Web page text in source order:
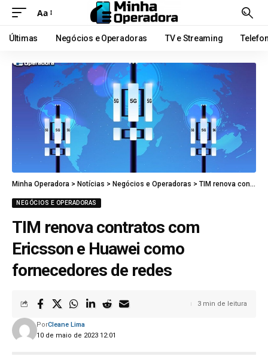
Aa
Últimas Negócios e Operadoras TV e Streaming
Minha Operadora > Notícias > Negócios e Operadoras > TIM renova contratos com Ericsson e Huawei como fornecedores de redes
NEGÓCIOS E OPERADORAS
TIM renova contratos com
Ericsson e Huawei como
fornecedores de redes
10 de maio de 2023 12:01
PorCleane Lima
3 min de leitura